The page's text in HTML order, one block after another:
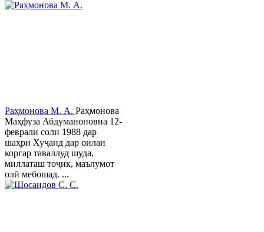
Раҳмонова М. А. Раҳмонова
Маҳфуза Абдуманоновна 12-
феврали соли 1988 дар
шаҳри Хуҷанд дар оилаи
коргар таваллуд шуда,
миллаташ тоҷик, маълумот
олӣ мебошад. ...